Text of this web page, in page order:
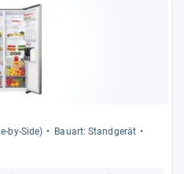
​by-​Side)
Bau­art: Stand­ge­rät